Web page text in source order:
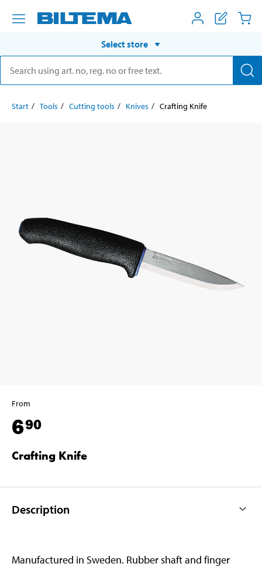
Select store
Start Tools Cutting tools Knives Crafting Knife
From
690
Crafting Knife
Description
Manufactured in Sweden. Rubber shaft and finger